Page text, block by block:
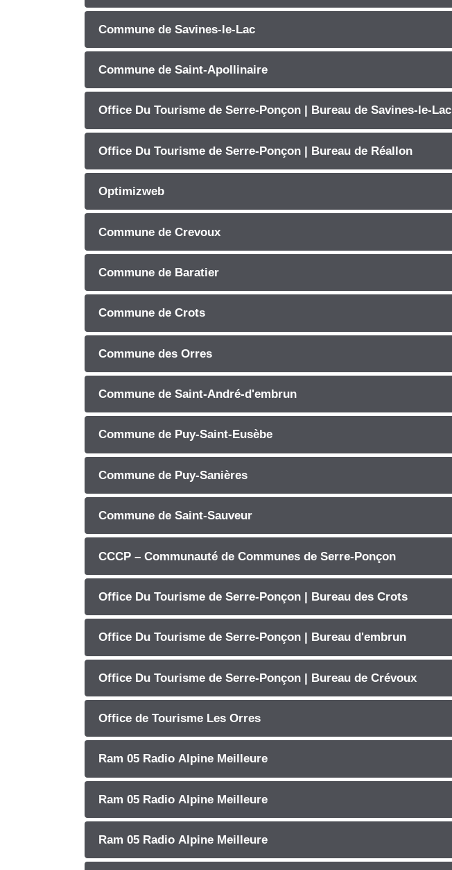
Commune de Savines-le-Lac
Commune de Saint-Apollinaire
Office Du Tourisme de Serre-Ponçon | Bureau de Savines-le-Lac
Office Du Tourisme de Serre-Ponçon | Bureau de Réallon
Optimizweb
Commune de Crevoux
Commune de Baratier
Commune de Crots
Commune des Orres
Commune de Saint-André-d'embrun
Commune de Puy-Saint-Eusèbe
Commune de Puy-Sanières
Commune de Saint-Sauveur
CCCP – Communauté de Communes de Serre-Ponçon
Office Du Tourisme de Serre-Ponçon | Bureau des Crots
Office Du Tourisme de Serre-Ponçon | Bureau d'embrun
Office Du Tourisme de Serre-Ponçon | Bureau de Crévoux
Office de Tourisme Les Orres
Ram 05 Radio Alpine Meilleure
Ram 05 Radio Alpine Meilleure
Ram 05 Radio Alpine Meilleure